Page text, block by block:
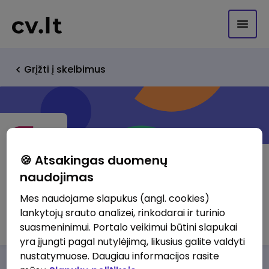
Grįžti į skelbimus
UAB "Serpantinas"
http://www.serpantinas.com
🍪 Atsakingas duomenų
naudojimas
Mes naudojame slapukus (angl. cookies)
lankytojų srauto analizei, rinkodarai ir turinio
suasmeninimui. Portalo veikimui būtini slapukai
yra įjungti pagal nutylėjimą, likusius galite valdyti
nustatymuose. Daugiau informacijos rasite